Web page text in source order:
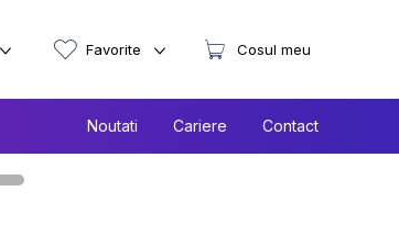
Noutati Cariere Contact
Favorite Cosul meu